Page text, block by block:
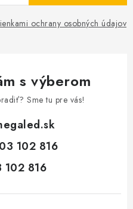
ochrany osobných údajov
s výberom
Sme tu pre vás!
102 816
102 816